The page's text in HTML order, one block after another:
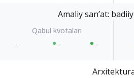
Amaliy sanʼat:
- - -